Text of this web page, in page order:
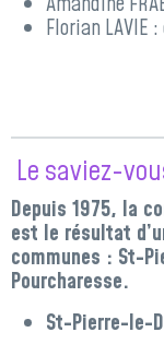
Florian LAVIE
Le saviez-
Depuis 1975, la
est le résultat
communes : St-
Pourcharesse.
St-Pierre-le-